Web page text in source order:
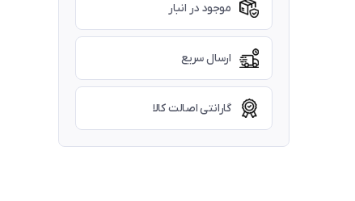
موجود در انبار
ارسال سریع
گارانتی اصالت کالا